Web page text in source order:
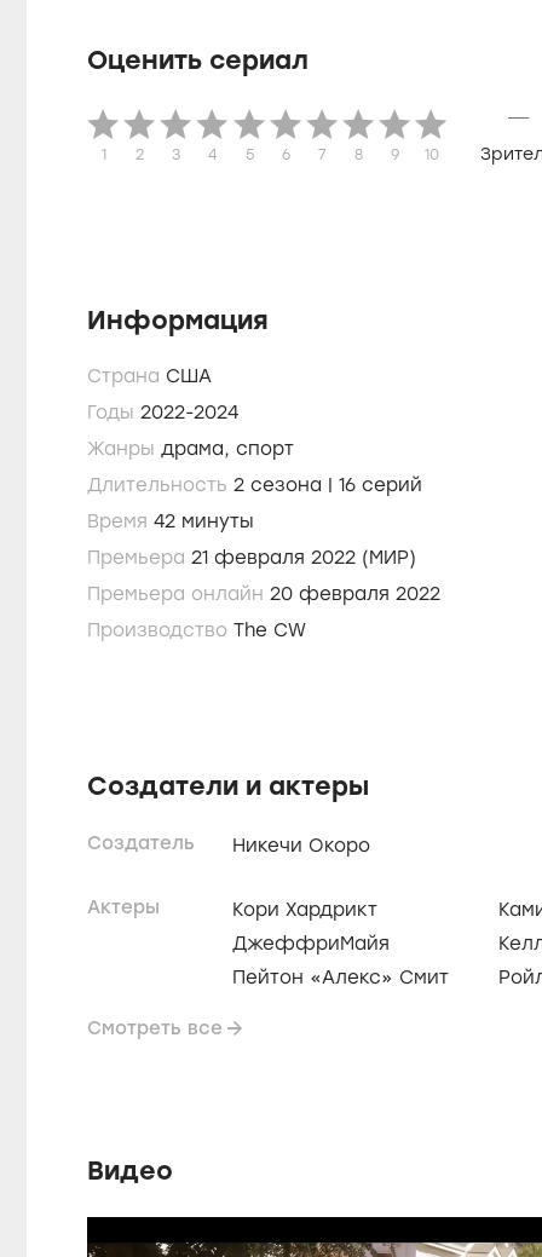
Оценить сериал
1 2 3 4 5 6 7 8 9 10
—
Информация
Страна США
Годы 2022-2024
Жанры драма, спорт
Длительность
2 сезона | 16 серий
Время
42 минуты
Премьера 21 февраля 2022 (МИР)
Премьера онлайн 20 февраля 2022
Производство The CW
Создатели и актеры
Создатель Никечи Окоро
Актеры
Кори Хардрикт
ДжеффриМайя
Пейтон «Алекс» Смит
Смотреть все
Видео